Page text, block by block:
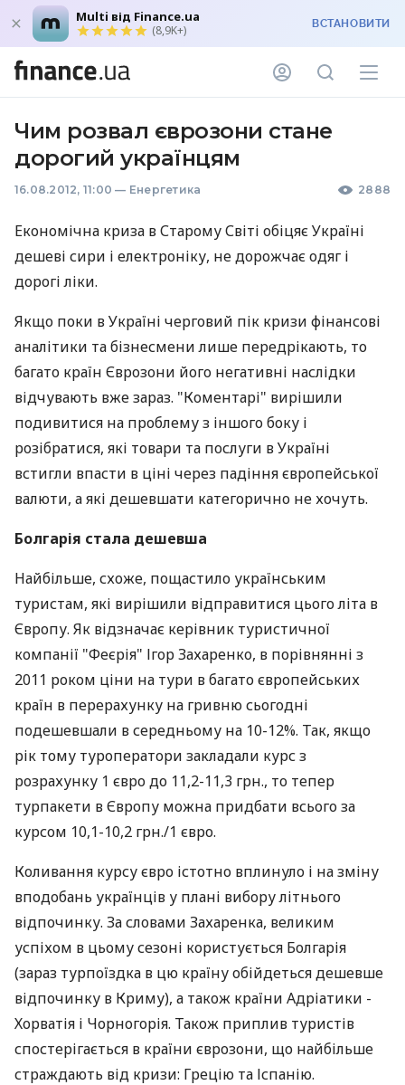
Multi від Finance.ua
(8,9K+) ВСТАНОВИТИ
Чим розвал єврозони стане
дорогий українцям
16.08.2012, 11:00 — Енергетика 2888
Економічна криза в Старому Світі обіцяє Україні
дешеві сири і електроніку, не дорожчає одяг і
дорогі ліки.
Якщо поки в Україні черговий пік кризи фінансові
аналітики та бізнесмени лише передрікають, то
багато країн Єврозони його негативні наслідки
відчувають вже зараз. "Коментарі" вирішили
подивитися на проблему з іншого боку і
розібратися, які товари та послуги в Україні
встигли впасти в ціні через падіння європейської
валюти, а які дешевшати категорично не хочуть.
Болгарія стала дешевша
Найбільше, схоже, пощастило українським
туристам, які вирішили відправитися цього літа в
Європу. Як відзначає керівник туристичної
компанії "Феєрія" Ігор Захаренко, в порівнянні з
2011 роком ціни на тури в багато європейських
країн в перерахунку на гривню сьогодні
подешевшали в середньому на 10-12%. Так, якщо
рік тому туроператори закладали курс з
розрахунку 1 євро до 11,2-11,3 грн., то тепер
турпакети в Європу можна придбати всього за
курсом 10,1-10,2 грн./1 євро.
Коливання курсу євро істотно вплинуло і на зміну
вподобань українців у плані вибору літнього
відпочинку. За словами Захаренка, великим
успіхом в цьому сезоні користується Болгарія
(зараз турпоїздка в цю країну обійдеться дешевше
відпочинку в Криму), а також країни Адріатики -
Хорватія і Чорногорія. Також приплив туристів
спостерігається в країни єврозони, що найбільше
страждають від кризи: Грецію та Іспанію.